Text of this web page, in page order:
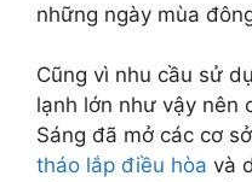
những ngày mùa
Cũng vì nhu cầu sử
lạnh lớn như vậy nên
Sáng đã mở các cơ
tháo lắp điều hòa và